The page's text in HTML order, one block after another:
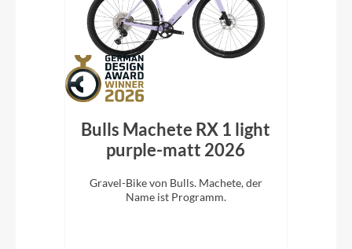
Bulls Machete RX 1 light
purple-matt 2026
Gravel-Bike von Bulls. Machete, der
Name ist Programm.